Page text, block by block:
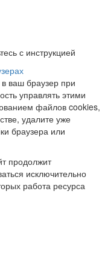
с инструкцией
ваш браузер при
управлять этими
файлов cookies,
удалите уже
браузера или
продолжит
исключительно
работа ресурса